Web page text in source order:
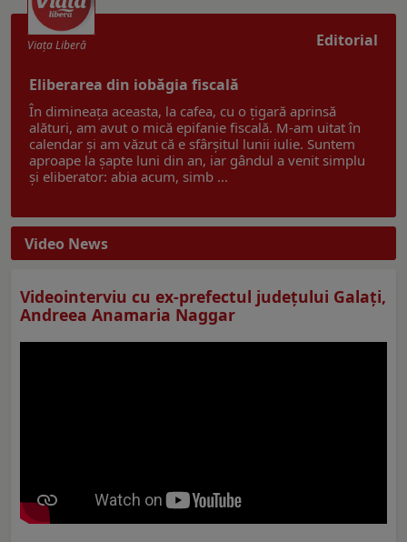
Editorial
Viaţa Liberă
Eliberarea din iobăgia fiscală
În dimineața aceasta, la cafea, cu o țigară aprinsă
alături, am avut o mică epifanie fiscală. M-am uitat în
calendar și am văzut că e sfârșitul lunii iulie. Suntem
aproape la șapte luni din an, iar gândul a venit simplu
și eliberator: abia acum, simb ...
Video News
Videointerviu cu ex-prefectul judeţului Galaţi,
Andreea Anamaria Naggar